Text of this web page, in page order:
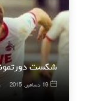
شکست
19 دسامبر, 2015